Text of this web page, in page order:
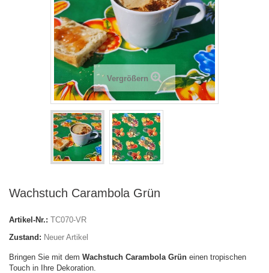
Vergrößern
Wachstuch Carambola Grün
Artikel-Nr.: TC070-VR
Zustand: Neuer Artikel
Bringen Sie mit dem Wachstuch Carambola Grün einen tropischen
Touch in Ihre Dekoration.